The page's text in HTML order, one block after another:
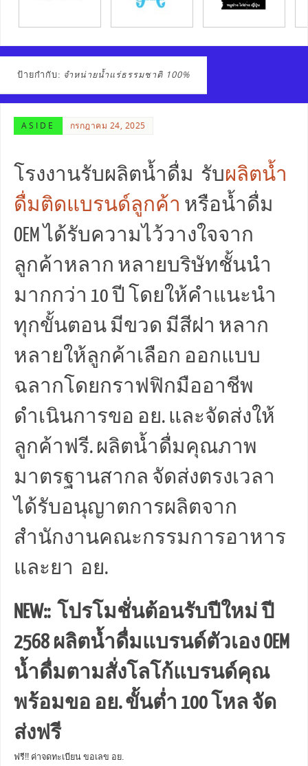
ป้ายกำกับ: จำหน่ายน้ำแร่ธรรมชาติ 100%
ASIDE กรกฎาคม 24, 2025
โรงงานรับผลิตน้ำดื่ม รับผลิตน้ำ
ดื่มติดแบรนด์ลูกค้า หรือน้ำดื่ม
OEM ได้รับความไว้วางใจจาก
ลูกค้าหลาก หลายบริษัทชั้นนำ
มากกว่า 10 ปี โดยให้คำแนะนำ
ทุกขั้นตอน มีขวด มีสีฝา หลาก
หลายให้ลูกค้าเลือก ออกแบบ
ฉลากโดยกราฟฟิกมืออาชีพ
ดำเนินการขอ อย. และจัดส่งให้
ลูกค้าฟรี. ผลิตน้ำดื่มคุณภาพ
มาตรฐานสากล จัดส่งตรงเวลา
ได้รับอนุญาตการผลิตจาก
สำนักงานคณะกรรมการอาหาร
และยา อย.
NEW:: โปรโมชั่นต้อนรับปีใหม่ ปี
2568 ผลิตน้ำดื่มแบรนด์ตัวเอง OEM
น้ำดื่มตามสั่งโลโก้แบรนด์คุณ
พร้อมขอ อย. ขั้นต่ำ 100 โหล จัด
ส่งฟรี
ฟรี!! ค่าจดทะเบียน ขอเลข อย.